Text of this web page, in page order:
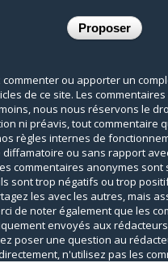
ou apporter un
de ce site. Les
nous nous réservons le
ni préavis, tout commentaire
règles internes de
ou sans rapport
commentaires anonymes
sont trop négatifs ou trop
les avec les autres, mais
de noter également que les
envoyés aux
poser une question au
n'utilisez pas les